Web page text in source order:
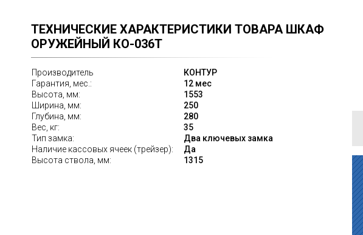
ТЕХНИЧЕСКИЕ ХАРАКТЕРИСТИКИ ТОВАРА ШКАФ
ОРУЖЕЙНЫЙ КО-036Т
Производитель
КОНТУР
Гарантия, мес.:
12 мес
Высота, мм:
1553
Ширина, мм:
250
Глубина, мм:
280
Вес, кг:
35
Тип замка:
Два ключевых замка
Наличие кассовых ячеек (трейзер):
Да
Высота ствола, мм:
1315